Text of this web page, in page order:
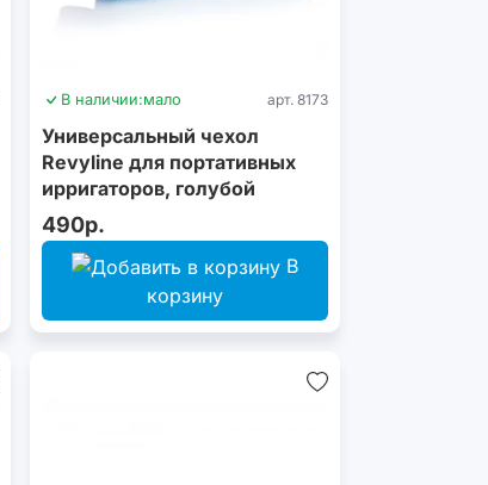
В наличии:мало арт. 8173
Универсальный чехол
Revyline для портативных
ирригаторов, голубой
490р.
В
корзину